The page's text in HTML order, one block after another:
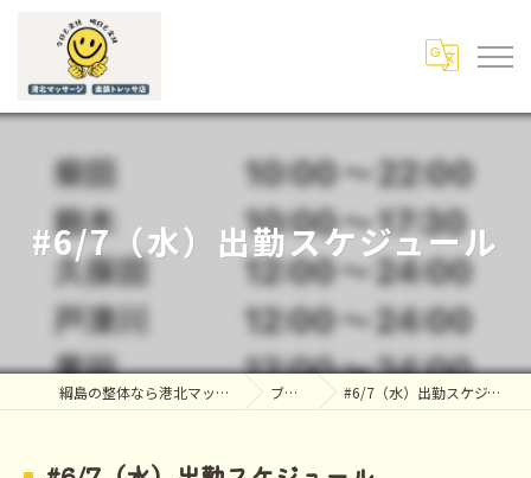
#6/7（水）出勤スケジュール
綱島の整体なら港北マッサージ ブログ #6/7（水）出勤スケジュール